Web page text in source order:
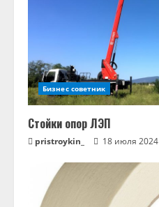
Бизнес советник
Стойки опор ЛЭП
pristroykin_ 18 июля 2024